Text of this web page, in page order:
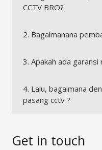
CCTV BRO?
2. Bagaimanana
3. Apakah ada garansi
4. Lalu, bagaimana
pasang cctv ?
Get in touch